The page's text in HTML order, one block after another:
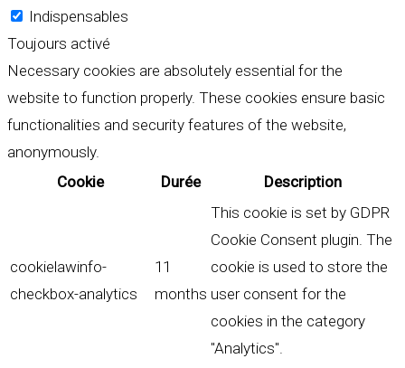
Indispensables
Toujours activé
Necessary cookies are absolutely essential for the
website to function properly. These cookies ensure basic
functionalities and security features of the website,
anonymously.
Cookie
Durée Description
cookielawinfo-
checkbox-analytics
11
months
This cookie is set by GDPR
Cookie Consent plugin. The
cookie is used to store the
user consent for the
cookies in the category
"Analytics".